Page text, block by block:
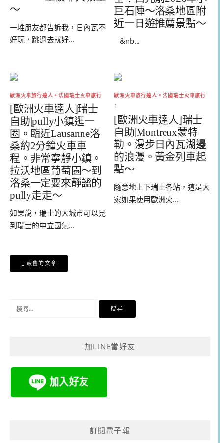
～
一堆朋友都告訴我，日內瓦不
好玩，跳過去就好...
巨石陣～洛桑地區附
近一日遊推薦景點～
&nb...
歐洲火車旅行達人。法國瑞士火車旅行
[歐洲火車達人]瑞士
自助|pully小鎮逛一
圈。臨近Lausanne洛
桑約2分鐘火車車
程。非常寧靜小鎮。
拉沃地區葡萄園～到
洛桑一定要來靜謐的
pully走走～
如果說，瑞士的大城市可以見
到瑞士的中立國氣...
歐洲火車旅行達人。法國瑞士火車旅行
1
[歐洲火車達人]瑞士
自助|Montreux蒙特
勒。漫步日內瓦湖邊
的浪漫。黃金列車起
點～
隨意地上下瑞士各站，這是大
家如果使用歐洲火...
文
章
覽
較舊的文章
加LINE當好友
訂閱電子報